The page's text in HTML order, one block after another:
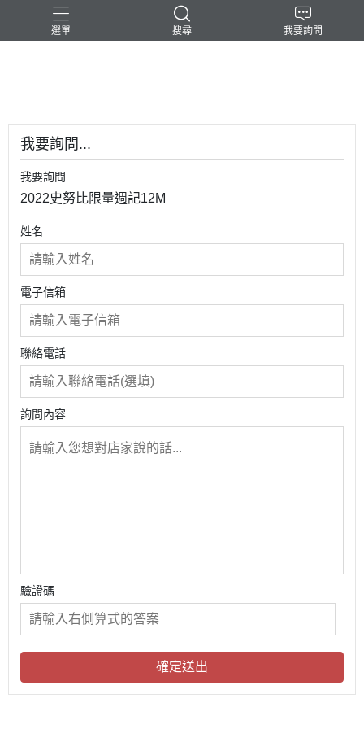
選單 搜尋 我要詢問
我要詢問...
我要詢問
2022史努比限量週記12M
姓名
電子信箱
聯絡電話
詢問內容
驗證碼
確定送出